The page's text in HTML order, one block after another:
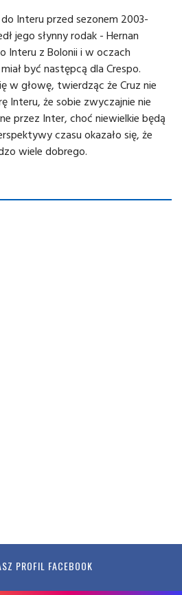
Interu przed sezonem 2003-
jego słynny rodak - Hernan
Interu z Bolonii i w oczach
być następcą dla Crespo.
w głowę, twierdząc że Cruz nie
Interu, że sobie zwyczajnie nie
przez Inter, choć niewielkie będą
czasu okazało się, że
wiele dobrego.
PROFIL FACEBOOK